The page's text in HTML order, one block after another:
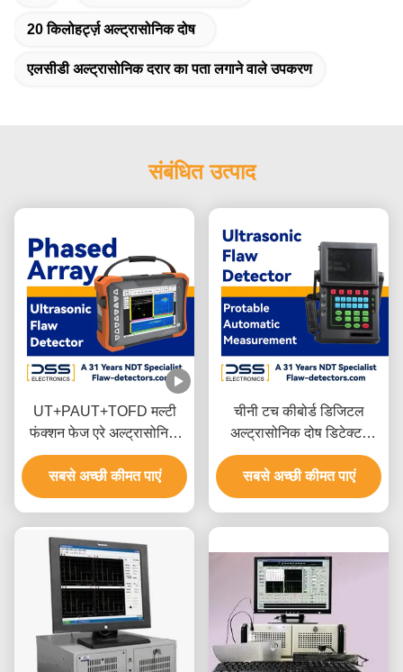
20 किलोहर्ट्ज़ अल्ट्रासोनिक दोष
एलसीडी अल्ट्रासोनिक दरार का पता लगाने वाले उपकरण
संबंधित उत्पाद
UT+PAUT+TOFD मल्टी
फंक्शन फेज एरे अल्ट्रासोनिक
डिटेक्टर DSS-PAUT28
सबसे अच्छी कीमत पाएं
चीनी टच कीबोर्ड डिजिटल
अल्ट्रासोनिक दोष डिटेक्टर
स्वचालित माप
सबसे अच्छी कीमत पाएं